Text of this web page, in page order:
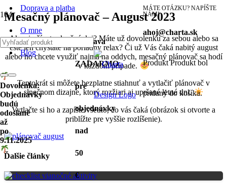
Doprava a platba
O mne
Blog
Doprava
ZADARMO
pre
objednávky
nad
50
€
MÁTE OTÁZKU? NAPÍŠTE
NÁM!
ahoj@charta.sk
ProduktProduktbol
pridaný do košíka.
Dovolenka:
Objednávky
budú
odoslané
až
po
9.11.2025
Mesačný plánovač – August 2023
Ako si užívate slnečné dni? Máte už dovolenku za sebou alebo sa
ešte len chystáte na poriadny relax? Či už Vás čaká nabitý august
alebo ho chcete využiť najmä na oddych, mesačný plánovač sa hodí
v každom prípade.
Tentokrát si môžete bezplatne stiahnuť a vytlačiť plánovač v
slnečnom dizajne, ktorý rozžiari aj upršané letné dni.
Vytlačte si ho a zapíšte všetko, čo vás čaká (obrázok si otvorte a
priblížte pre vyššie rozlíšenie).
Ďalšie články